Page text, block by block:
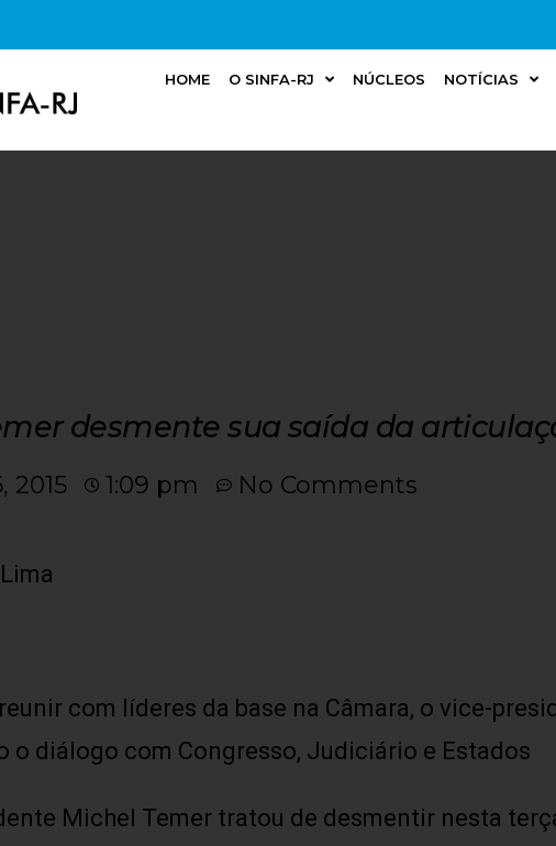
HOME O SINFA-RJ NÚCLEOS NOTÍCIAS
desmente sua saída da
2015 1:09 pm No Comments
com líderes da base na Câmara, o vice-
o diálogo com Congresso, Judiciário e Estados
Michel Temer tratou de desmentir nesta